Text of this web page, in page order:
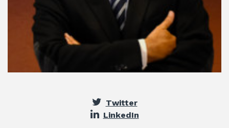
Twitter
LinkedIn